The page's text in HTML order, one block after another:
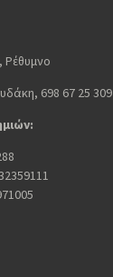
Ρέθυμνο
698 67 25 309